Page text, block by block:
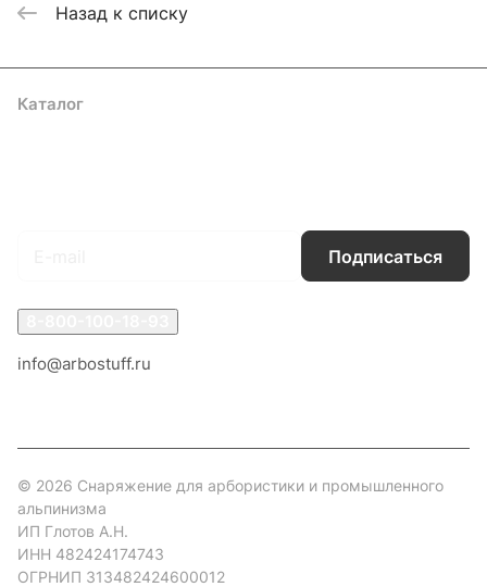
Назад к списку
Каталог
Подписаться
info@arbostuff.ru
© 2026 Снаряжение для арбористики и промышленного
альпинизма
ИП Глотов А.Н.
ИНН 482424174743
ОГРНИП 313482424600012